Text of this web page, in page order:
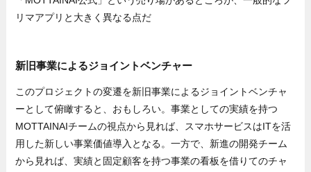
リマアプリと大きく異なる点だ
新旧事業によるジョイントベンチャー
このプロジェクトの変遷を新旧事業によるジョイントベンチャ
ーとして俯瞰すると、おもしろい。事業としての実績を持つ
MOTTAINAIチームの視点から見れば、スマホサービスはITを活
用した新しい事業価値導入となる。一方で、新進の開発チーム
から見れば、実績と固定顧客を持つ事業の看板を借りてのチャ